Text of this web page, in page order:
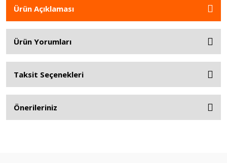
Ürün Açıklaması
Ürün Yorumları
Taksit Seçenekleri
Önerileriniz